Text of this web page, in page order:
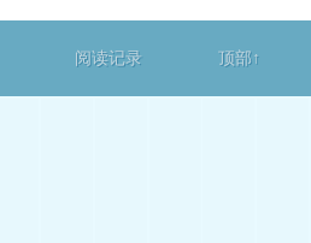
阅读记录 顶部↑